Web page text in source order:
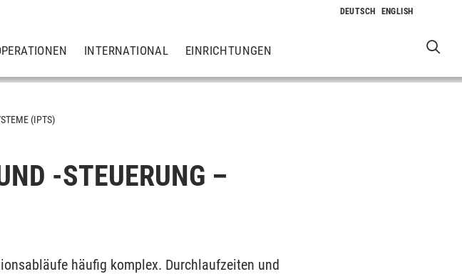
INTERNATIONAL EINRICHTUNGEN
(IPTS)
-STEUERUNG –
häufig komplex. Durchlaufzeiten und